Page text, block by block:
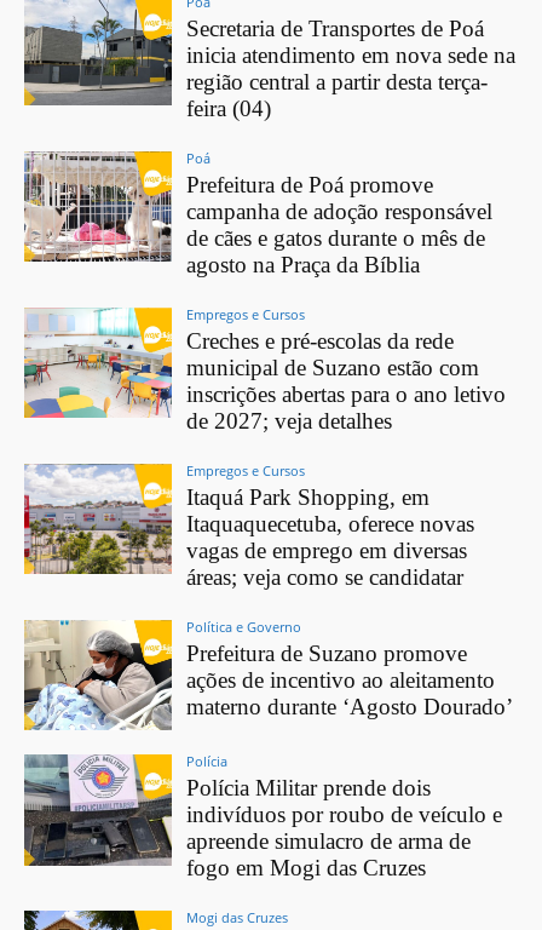
Secretaria de Transportes de Poá
inicia atendimento em nova sede na
região central a partir desta terça-
feira (04)
Poá
Prefeitura de Poá promove
campanha de adoção responsável
de cães e gatos durante o mês de
agosto na Praça da Bíblia
Empregos e Cursos
Creches e pré-escolas da rede
municipal de Suzano estão com
inscrições abertas para o ano letivo
de 2027; veja detalhes
Empregos e Cursos
Itaquá Park Shopping, em
Itaquaquecetuba, oferece novas
vagas de emprego em diversas
áreas; veja como se candidatar
Política e Governo
Prefeitura de Suzano promove
ações de incentivo ao aleitamento
materno durante ‘Agosto Dourado’
Polícia
Polícia Militar prende dois
indivíduos por roubo de veículo e
apreende simulacro de arma de
fogo em Mogi das Cruzes
Mogi das Cruzes